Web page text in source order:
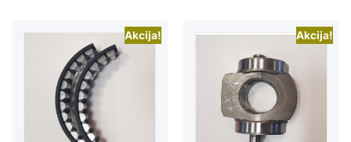
Akcija! Akcija!